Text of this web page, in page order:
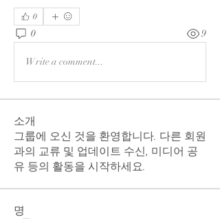
0
0 9
Write a comment...
소개
그룹에 오신 것을 환영합니다. 다른 회원
과의 교류 및 업데이트 수신, 미디어 공
유 등의 활동을 시작하세요.
명